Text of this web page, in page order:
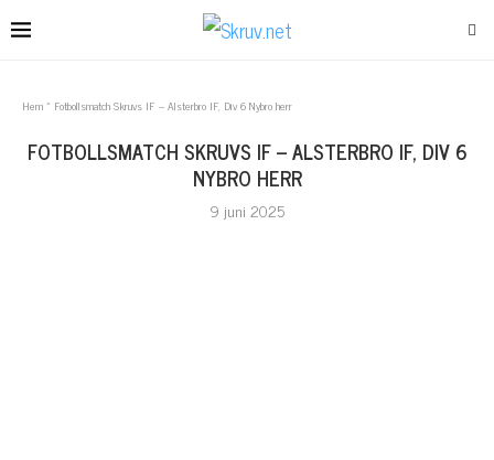
Hem» Fotbollsmatch Skruvs IF – Alsterbro IF, Div 6 Nybro herr
FOTBOLLSMATCH SKRUVS IF – ALSTERBRO IF, DIV 6
NYBRO HERR
9 juni 2025